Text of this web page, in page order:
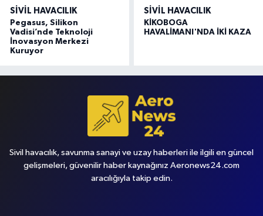
SIVIL HAVACILIK
Pegasus, Silikon
Vadisi’nde Teknoloji
İnovasyon Merkezi
Kuruyor
SIVIL HAVACILIK
KİKOBOGA
HAVALİMANI'NDA İKİ KAZA
Sivil havacılık, savunma sanayi ve uzay haberleri ile ilgili en güncel
gelişmeleri, güvenilir haber kaynağınız Aeronews24.com
aracılığıyla takip edin.